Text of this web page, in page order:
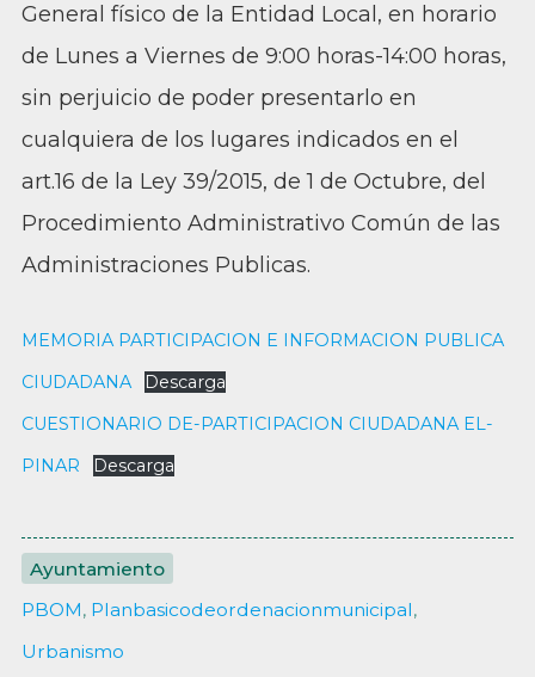
General físico de la Entidad Local, en horario
de Lunes a Viernes de 9:00 horas-14:00 horas,
sin perjuicio de poder presentarlo en
cualquiera de los lugares indicados en el
art.16 de la Ley 39/2015, de 1 de Octubre, del
Procedimiento Administrativo Común de las
Administraciones Publicas.
MEMORIA PARTICIPACION E INFORMACION PUBLICA
CIUDADANA
Descarga
CUESTIONARIO DE-PARTICIPACION CIUDADANA EL-
PINAR
Descarga
Ayuntamiento
PBOM, Planbasicodeordenacionmunicipal,
Urbanismo